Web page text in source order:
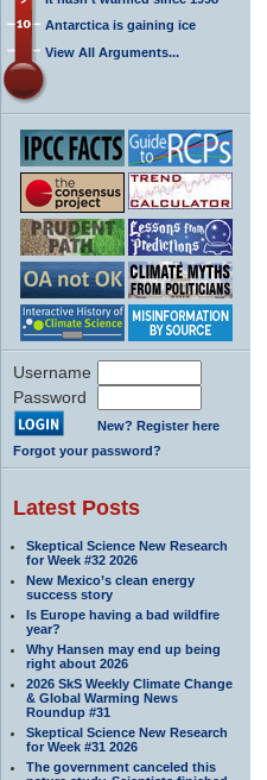
Antarctica is gaining ice
View All Arguments...
Username
Password
New? Register here
Forgot your password?
Latest Posts
Skeptical Science New Research
for Week #32 2026
New Mexico’s clean energy
success story
Is Europe having a bad wildfire
year?
Why Hansen may end up being
right about 2026
2026 SkS Weekly Climate Change
& Global Warming News
Roundup #31
Skeptical Science New Research
for Week #31 2026
The government canceled this